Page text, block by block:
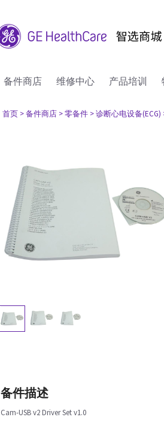
备件商店 维修中心 产品培训
首页 > 备件商店 > 零备件 > 诊断心电设备(ECG)
备件描述
Cam-USB v2 Driver Set v1.0